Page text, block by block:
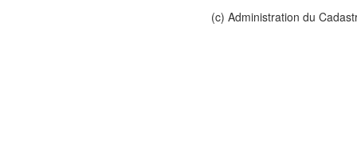
(c) Administration du